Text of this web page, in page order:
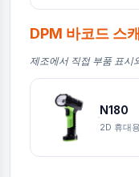
DPM 바코드 스
제조에서 직접 부품 표시
N180
2D 휴대